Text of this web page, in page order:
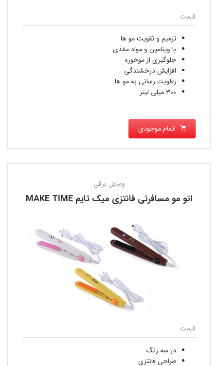
قیمت
ترمیم و تقویت مو ها
با ویتامین و مواد مغذی
جلوگیری از موخوره
افزایش درخشندگی
رطوبت رسانی به مو ها
300 میلی لیتر
اتمام موجودی
وسایل برقی
اتو مو مسافرتی فانتزی میک تایم MAKE TIME
قیمت
در سه رنگ
طراحی فانتزی